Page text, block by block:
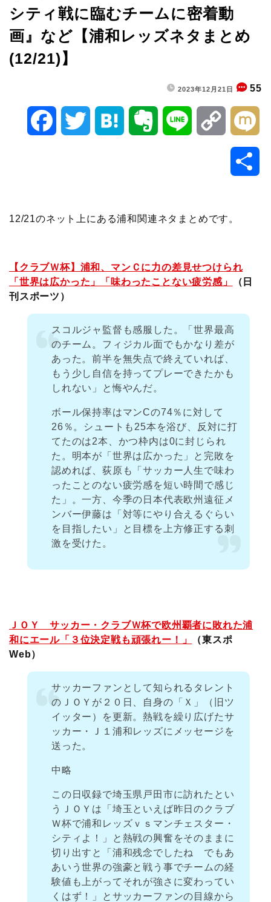
シティ戦に臨むチームに密着動
画』など【浦和レッズネタまとめ
(12/21)】
2023年12月21日 55
o
o
e a o
o
i
k
12/21のネット上にある浦和関連ネタまとめです。
【クラブＷ杯】浦和、マンＣに力の差見せつけられ
「世界は広かった」「味わったことない疲労感」
（日
刊スポーツ）
スコルジャ監督も感服した。「世界最高
のチーム。フィジカル面でもかなり差が
あった。前半を無失点で終えていれば、
もう少し自信を持ってプレーできたかも
しれない」と悔やんだ。
ボール保持率はマンCの74％に対して
26％。シュートも25本を浴び、反対に打
てたのは2本、かつ枠内は0に封じられ
た。明本が「世界は広かった」と完敗を
認めれば、荻原も「サッカー人生で味わ
ったことのない疲労感を短い時間で感じ
た」。一方、今季の日本代表欧州遠征メ
ンバー伊藤は「対等にやり合えるぐらい
を目指したい」と目標を上方修正する刺
激を受けた。
ＪＯＹ サッカー・クラブＷ杯で欧州覇者に敗れた浦
和にエール「３位決定戦も頑張れー！」
（東スポ
Web）
サッカーファンとして知られるタレント
のＪＯＹが２０日、自身の「Ｘ」（旧ツ
イッター）を更新。熱戦を繰り広げたサ
ッカー・Ｊ１浦和レッズにメッセージを
送った。
中略
この日収録で埼玉県戸田市に訪れたとい
うＪＯＹは「埼玉といえば昨日のクラブ
Ｗ杯で浦和レッズｖｓマンチェスター・
シティよ！」と熱戦の興奮をそのままに
切り出すと「浦和残念でしたね でもあ
あいう世界の強豪と戦う事でチームの経
験値も上がってそれが強さに変わってい
くはず！」とサッカーファンの目線から